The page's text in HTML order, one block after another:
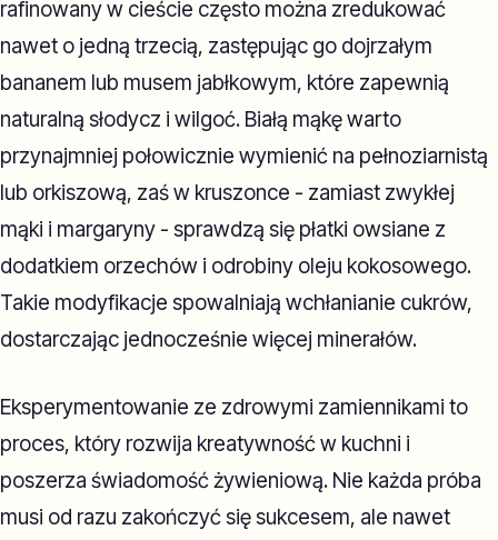
rafinowany w cieście często można zredukować
nawet o jedną trzecią, zastępując go dojrzałym
bananem lub musem jabłkowym, które zapewnią
naturalną słodycz i wilgoć. Białą mąkę warto
przynajmniej połowicznie wymienić na pełnoziarnistą
lub orkiszową, zaś w kruszonce - zamiast zwykłej
mąki i margaryny - sprawdzą się płatki owsiane z
dodatkiem orzechów i odrobiny oleju kokosowego.
Takie modyfikacje spowalniają wchłanianie cukrów,
dostarczając jednocześnie więcej minerałów.
Eksperymentowanie ze zdrowymi zamiennikami to
proces, który rozwija kreatywność w kuchni i
poszerza świadomość żywieniową. Nie każda próba
musi od razu zakończyć się sukcesem, ale nawet